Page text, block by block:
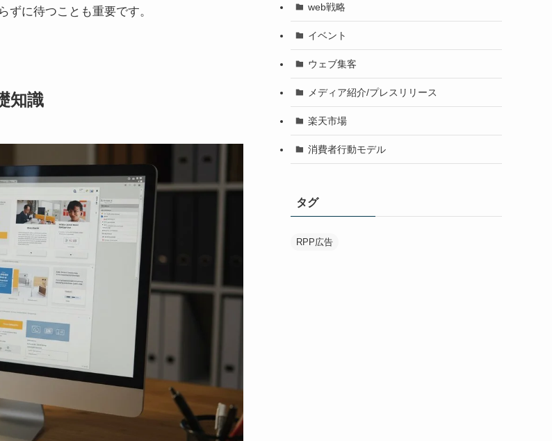
に待つことも重要です。
知識
web戦略
イベント
ウェブ集客
メディア紹介/プレスリリース
楽天市場
消費者行動モデル
タグ
RPP広告